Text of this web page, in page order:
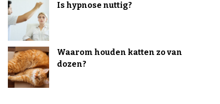
Is hypnose nuttig?
Waarom houden katten zo van
dozen?